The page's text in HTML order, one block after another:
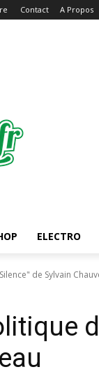
Contact A Propos
ELECTRO
de Sylvain